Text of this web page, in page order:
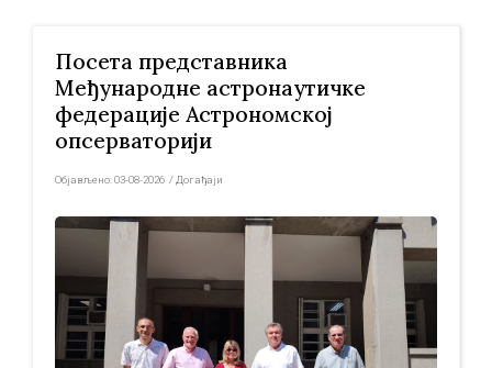
Посета представника
Међународне астронаутичке
федерације Астрономској
опсерваторији
Објављено:03-08-2026 / Догађаји